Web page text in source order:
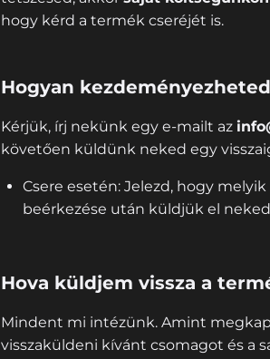
hogy kérd a termék cseréjét is.
Hogyan
Kérjük, írj nekünk egy e-mailt az
követően küldünk neked egy
Csere esetén: Jelezd, hogy
beérkezése után küldjük el
Hova küldjem vissza a
Mindent mi intézünk. Amint
visszaküldeni kívánt csomagot és a